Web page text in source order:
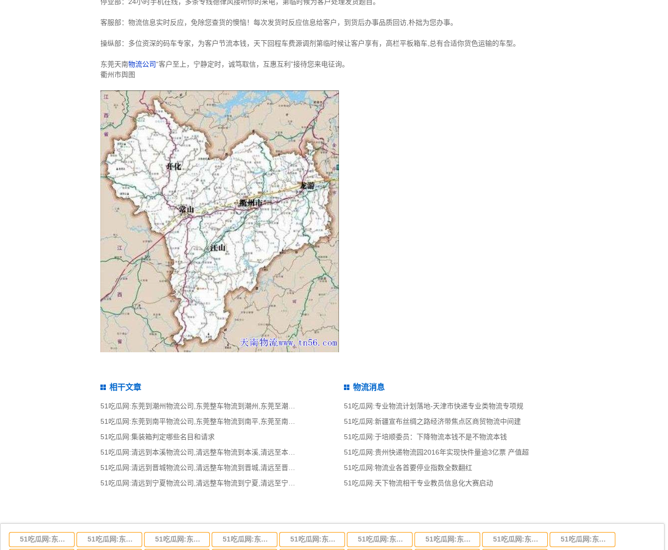
客服部：物流信息实时反应，免除您查货的懊恼！每次发货时反应信息给客户，到货后办事品质回访,朴拙为您办事。
操纵部：多位资深的码车专家，为客户节流本钱，天下回程车费源调剂第临时候让客户享有，高栏平板箱车,总有合适你货色运输的车型。
东莞天南物流公司“客户至上，宁静定时，诚笃取信，互惠互利”接待您来电征询。
衢州市舆图
相干文章
51吃瓜网:东莞到南平物流公司,东莞整车物流到南平,东莞至南平物流专线 - 天南
51吃瓜网:集装箱判定哪些名目和请求
51吃瓜网:清远到本溪物流公司,清远整车物流到本溪,清远至本溪物流专线 - 天南
51吃瓜网:清远到晋城物流公司,清远整车物流到晋城,清远至晋城物流专线 - 天南
物流消息
51吃瓜网:专业物流计划落地-天津市快递专业类物流专项规
51吃瓜网:新疆宣布丝绸之路经济带焦点区商贸物流中间建
51吃瓜网:于培顺委员：下降物流本钱不是不物流本钱
51吃瓜网:贵州快递物流园2016年实现快件量逾3亿票 产值超
51吃瓜网:物流业各首要停业指数全数翻红
51吃瓜网:天下物流相干专业教员信息化大赛启动
51吃瓜网:东莞到湖北省物流专线,东莞到湖北省物流公司 51吃瓜网:东莞到河南省物流专线,东莞到河南省物流公司 51吃瓜网:东莞到湖南省物流专线,东莞到湖南省物流公司 51吃瓜网:东莞到河北省物流专线,东莞到河北省物流公司 51吃瓜网:东莞到吉林省物流运输,东莞到吉林省物流公司 51吃瓜网:东莞到甘肃省物流运输,东莞到甘肃省物流公司 51吃瓜网:东莞到陕西省物流运输,东莞到陕西省物流公司 51吃瓜网:东莞到贵州省物流运输,东莞到贵州省物流公司 51吃瓜网:东莞到四川省物流专线,东莞到四川省物流公司